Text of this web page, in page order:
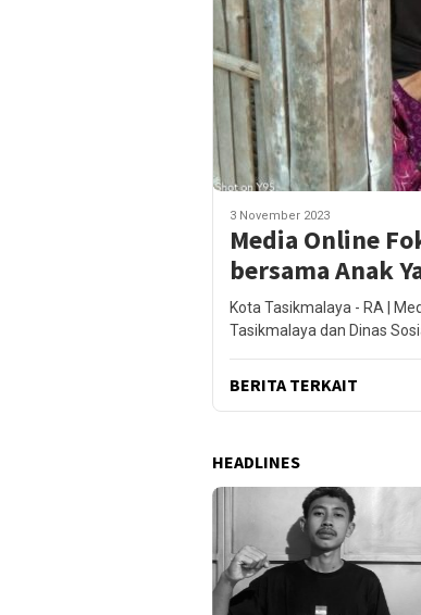
3 November 2023
Media Online
bersama Anak
Kota Tasikmalaya - RA |
Tasikmalaya dan Dinas
BERITA TERKAIT
HEADLINES